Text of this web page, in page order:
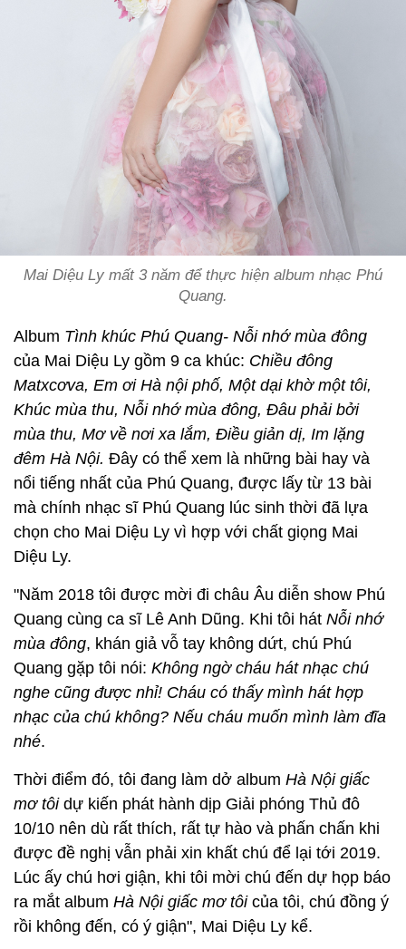
Mai Diệu Ly mất 3 năm để thực hiện album nhạc Phú
Quang.
Album Tình khúc Phú Quang- Nỗi nhớ mùa đông
của Mai Diệu Ly gồm 9 ca khúc: Chiều đông
Matxcơva, Em ơi Hà nội phố, Một dại khờ một tôi,
Khúc mùa thu, Nỗi nhớ mùa đông, Đâu phải bởi
mùa thu, Mơ về nơi xa lắm, Điều giản dị, Im lặng
đêm Hà Nội. Đây có thể xem là những bài hay và
nổi tiếng nhất của Phú Quang, được lấy từ 13 bài
mà chính nhạc sĩ Phú Quang lúc sinh thời đã lựa
chọn cho Mai Diệu Ly vì hợp với chất giọng Mai
Diệu Ly.
"Năm 2018 tôi được mời đi châu Âu diễn show Phú
Quang cùng ca sĩ Lê Anh Dũng. Khi tôi hát Nỗi nhớ
mùa đông, khán giả vỗ tay không dứt, chú Phú
Quang gặp tôi nói: Không ngờ cháu hát nhạc chú
nghe cũng được nhỉ! Cháu có thấy mình hát hợp
nhạc của chú không? Nếu cháu muốn mình làm đĩa
nhé.
Thời điểm đó, tôi đang làm dở album Hà Nội giấc
mơ tôi dự kiến phát hành dịp Giải phóng Thủ đô
10/10 nên dù rất thích, rất tự hào và phấn chấn khi
được đề nghị vẫn phải xin khất chú để lại tới 2019.
Lúc ấy chú hơi giận, khi tôi mời chú đến dự họp báo
ra mắt album Hà Nội giấc mơ tôicủa tôi, chú đồng ý
rồi không đến, có ý giận", Mai Diệu Ly kể.